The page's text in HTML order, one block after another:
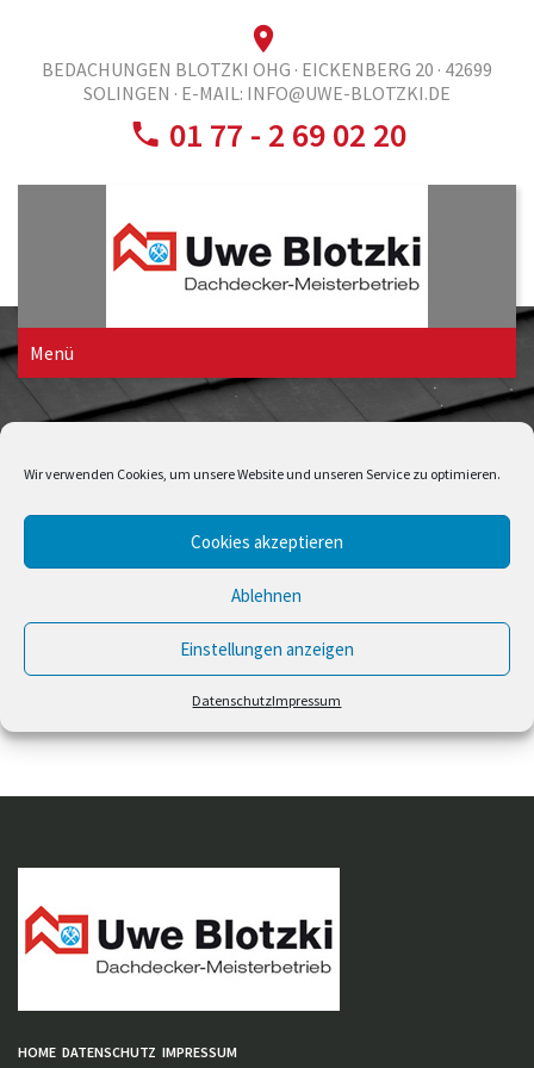
Wir verwenden Cookies, um unsere Website und unseren Service zu optimieren.
Cookies akzeptieren
Ablehnen
Einstellungen anzeigen
DatenschutzImpressum
BEDACHUNGEN BLOTZKI OHG · EICKENBERG 20 · 42699
SOLINGEN · E-MAIL: INFO@UWE-BLOTZKI.DE
01 77 - 2 69 02 20
Menü
HOME DATENSCHUTZ IMPRESSUM